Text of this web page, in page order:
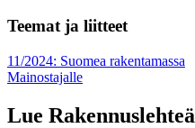
Teemat ja liitteet
11/2024: Suomea rakentamassa
Mainostajalle
Lue Rakennuslehteä